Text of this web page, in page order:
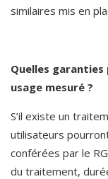
similaires mis en
Quelles
usage mesuré ?
S’il existe un
utilisateurs
conférées par le
du traitement,